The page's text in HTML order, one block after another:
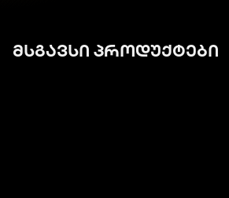
მსგავსი პროდუქტები